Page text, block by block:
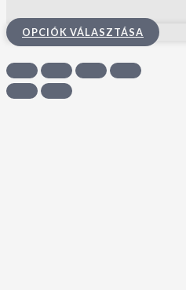
OPCIÓK VÁLASZTÁSA